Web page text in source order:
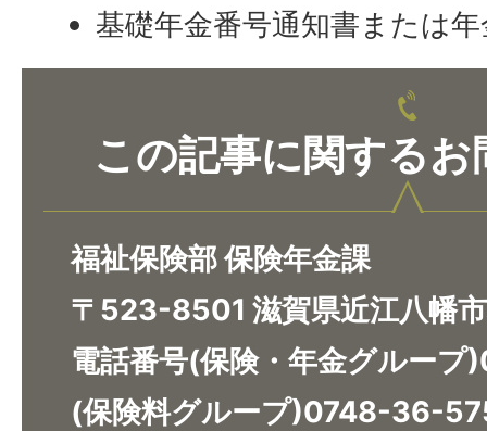
基礎年金番号通知書または
この記事に関するお
福祉保険部 保険年金課
〒523-8501 滋賀県近江八幡
電話番号(保険・年金グルー
(保険料グループ)0748-36-